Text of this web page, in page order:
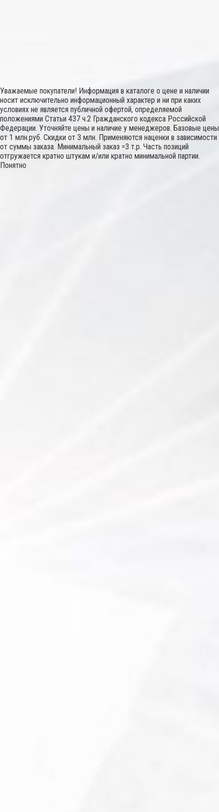
Уважаемые покупатели! Информация в каталоге о цене и наличии
носит исключительно информационный характер и ни при каких
условиях не является публичной офертой, определяемой
положениями Статьи 437 ч.2 Гражданского кодекса Российской
Федерации. Уточняйте цены и наличие у менеджеров. Базовые цены
от 1 млн.руб. Скидки от 3 млн. Применяются наценки в зависимости
от суммы заказа. Минимальный заказ =3 т.р. Часть позиций
отгружается кратно штукам и/или кратно минимальной партии.
Понятно